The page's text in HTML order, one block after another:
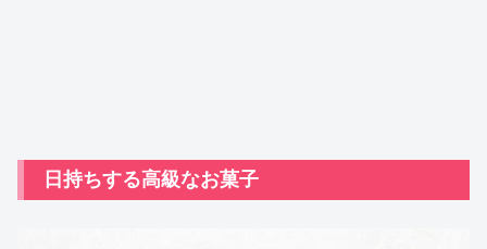
日持ちする高級なお菓子